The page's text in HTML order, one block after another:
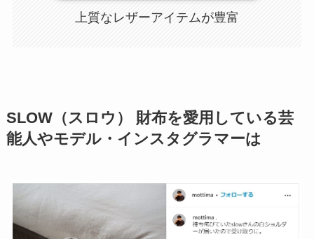
上質なレザーアイテムが豊富
SLOW（スロウ） 財布を愛用している芸
能人やモデル・インスタグラマーは